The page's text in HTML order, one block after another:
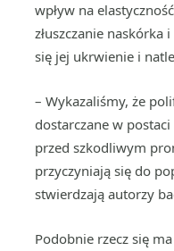
wpływ na
złuszczanie naskórka
się jej ukrwienie i
– Wykazaliśmy, że
dostarczane w
przed szkodliwym
przyczyniają się do
stwierdzają autorzy
Podobnie rzecz się